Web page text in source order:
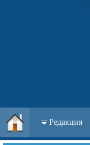
Редакция